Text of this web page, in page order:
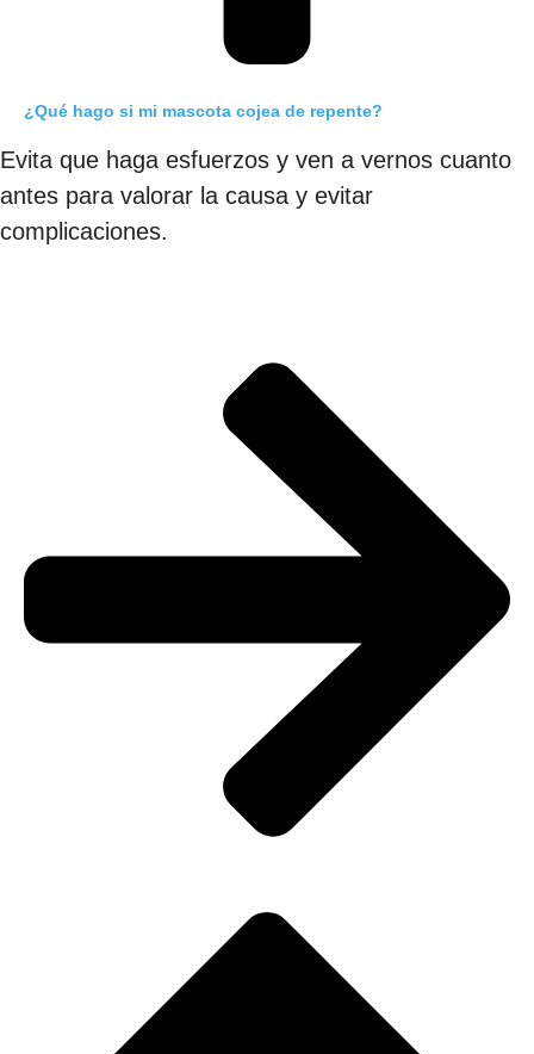
¿Qué hago si mi mascota cojea de repente?
Evita que haga esfuerzos y ven a vernos cuanto
antes para valorar la causa y evitar
complicaciones.